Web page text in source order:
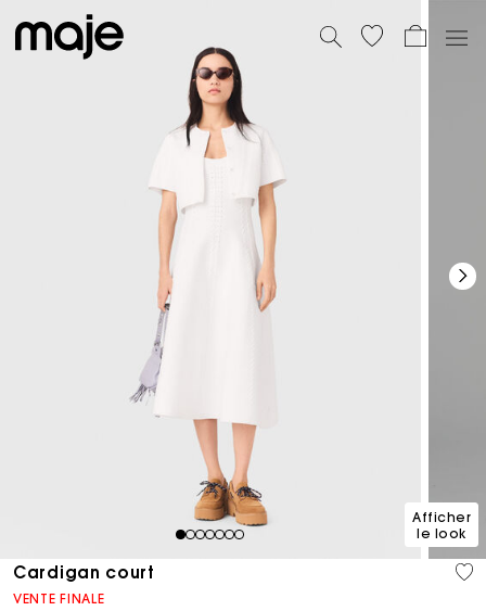
1234567
Afficher
le look
Cardigan court
VENTE FINALE